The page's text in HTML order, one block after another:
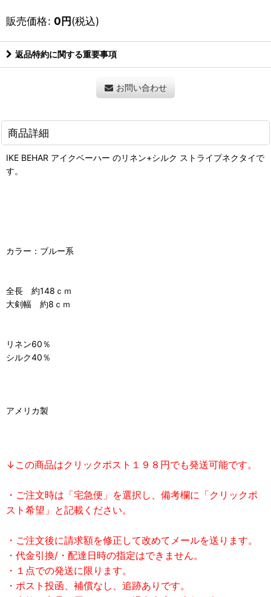
販売価格: 0円(税込)
返品特約に関する重要事項
お問い合わせ
商品詳細
IKE BEHAR アイクベーハー のリネン+シルク ストライプネクタイで
す。
カラー：ブルー系
全長 約148ｃｍ
大剣幅 約8ｃｍ
リネン60％
シルク40％
アメリカ製
↓この商品はクリックポスト１９８円でも発送可能です。
・ご注文時は「宅急便」を選択し、備考欄に「クリックポ
スト希望」と記載ください。
・ご注文後に請求額を修正して改めてメールを送ります。
・代金引換/・配達日時の指定はできません。
・１点での発送に限ります。
・ポスト投函、補償なし、追跡ありです。